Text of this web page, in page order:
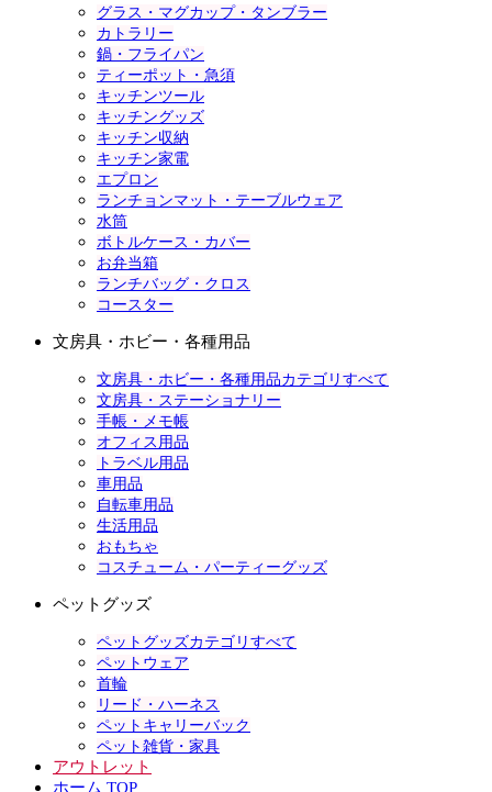
グラス・マグカップ・タンブラー
カトラリー
鍋・フライパン
ティーポット・急須
キッチンツール
キッチングッズ
キッチン収納
キッチン家電
エプロン
ランチョンマット・テーブルウェア
水筒
ボトルケース・カバー
お弁当箱
ランチバッグ・クロス
コースター
文房具・ホビー・各種用品
文房具・ホビー・各種用品カテゴリすべて
文房具・ステーショナリー
手帳・メモ帳
オフィス用品
トラベル用品
車用品
自転車用品
生活用品
おもちゃ
コスチューム・パーティーグッズ
ペットグッズ
ペットグッズカテゴリすべて
ペットウェア
首輪
リード・ハーネス
ペットキャリーバック
ペット雑貨・家具
アウトレット
ホーム TOP